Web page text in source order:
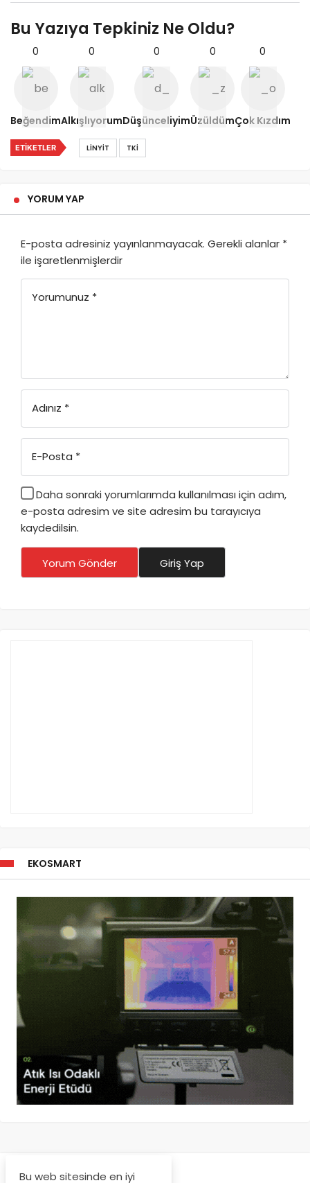
Bu Yazıya Tepkiniz Ne Oldu?
0
Beğendim
0
Alkışlıyorum
0
Düşünceliyim
0
Üzüldüm
0
Çok Kızdım
ETIKETLER LINYIT TKİ
YORUM YAP
E-posta adresiniz yayınlanmayacak. Gerekli alanlar *
ile işaretlenmişlerdir
Yorumunuz *
Adınız *
E-Posta *
Daha sonraki yorumlarımda kullanılması için adım,
e-posta adresim ve site adresim bu tarayıcıya
kaydedilsin.
Yorum Gönder Giriş Yap
EKOSMART
Bu web sitesinde en iyi